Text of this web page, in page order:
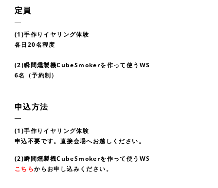
定員
(1)手作りイヤリング体験
各日20名程度
(2)瞬間燻製機CubeSmokerを作って使うWS
6名（予約制）
申込方法
(1)手作りイヤリング体験
申込不要です。直接会場へお越しください。
(2)瞬間燻製機CubeSmokerを作って使うWS
こちらからお申し込みください。